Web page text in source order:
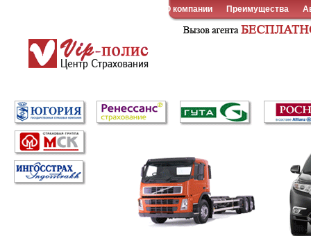
О компании Преимущества